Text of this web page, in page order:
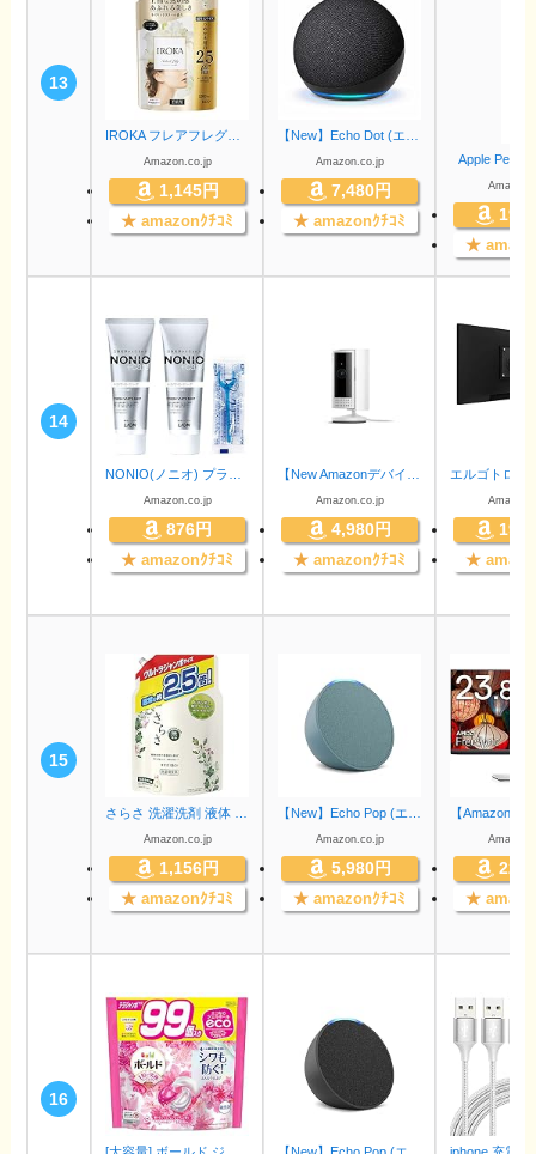
13
Amazon.co.jp
1,145円
★ amazonｸﾁｺﾐ
Amazon.co.jp
7,480円
★ amazonｸﾁｺﾐ
Apple
★
14
Amazon.co.jp
876円
★ amazonｸﾁｺﾐ
Amazon.co.jp
4,980円
★ amazonｸﾁｺﾐ ★
15
Amazon.co.jp
1,156円
★ amazonｸﾁｺﾐ
Amazon.co.jp
5,980円
★ amazonｸﾁｺﾐ ★
16